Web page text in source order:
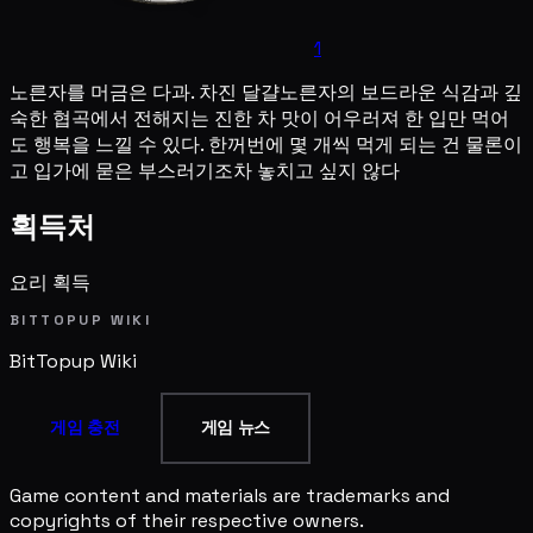
1
노른자를 머금은 다과. 차진 달걀노른자의 보드라운 식감과 깊
숙한 협곡에서 전해지는 진한 차 맛이 어우러져 한 입만 먹어
도 행복을 느낄 수 있다. 한꺼번에 몇 개씩 먹게 되는 건 물론이
고 입가에 묻은 부스러기조차 놓치고 싶지 않다
획득처
요리 획득
BITTOPUP WIKI
BitTopup Wiki
게임 충전 게임 뉴스
Game content and materials are trademarks and
copyrights of their respective owners.